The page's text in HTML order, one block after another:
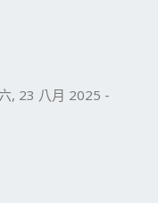
, 23 八月 2025 -